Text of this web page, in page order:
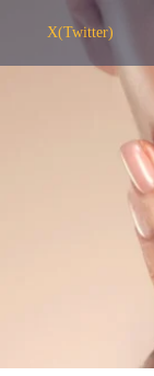
X(Twitter)